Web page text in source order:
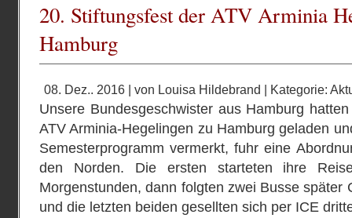
20. Stiftungsfest der ATV Arminia
Hamburg
08. Dez.. 2016 | von Louisa Hildebrand | Kategorie:
Unsere Bundesgeschwister aus Hamburg
ATV Arminia-Hegelingen zu Hamburg geladen
Semesterprogramm vermerkt, fuhr eine
den Norden. Die ersten starteten ihre
Morgenstunden, dann folgten zwei Busse später
und die letzten beiden gesellten sich per ICE